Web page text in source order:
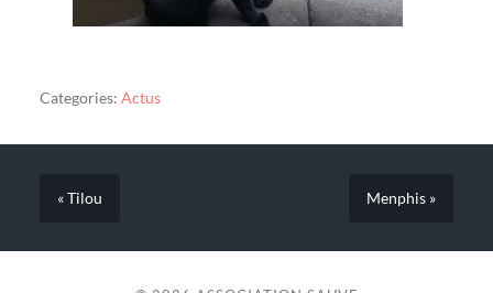
Categories: Actus
« Tilou Menphis »